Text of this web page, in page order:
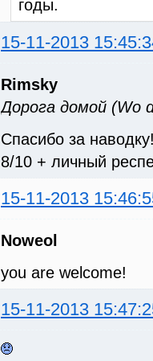
годы.
15-11-2013
Rimsky
Дорога домой (Wo
Спасибо за
8/10 + личный
15-11-2013
Noweol
you are welcome!
15-11-2013